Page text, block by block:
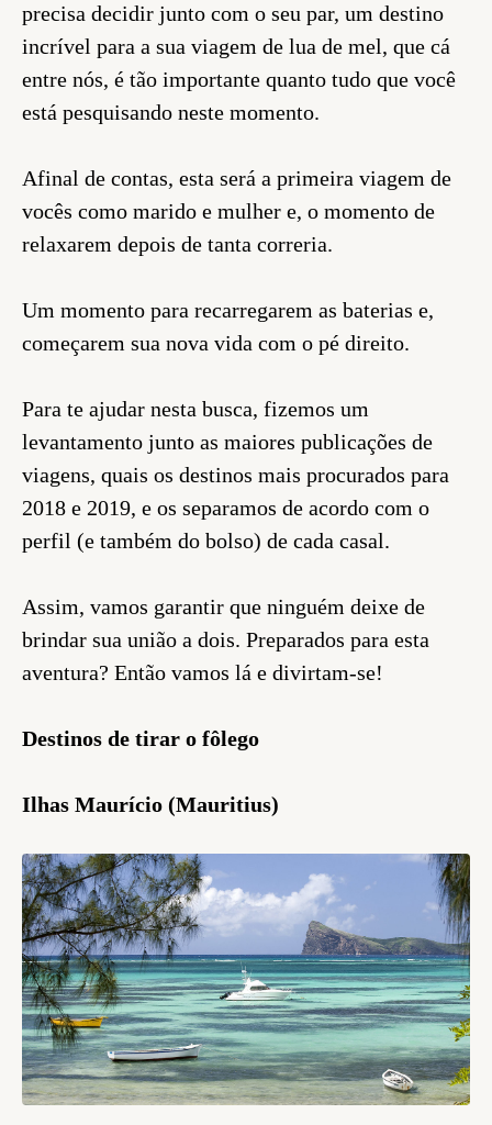
precisa decidir junto com o seu par, um destino
incrível para a sua viagem de lua de mel, que cá
entre nós, é tão importante quanto tudo que você
está pesquisando neste momento.
Afinal de contas, esta será a primeira viagem de
vocês como marido e mulher e, o momento de
relaxarem depois de tanta correria.
Um momento para recarregarem as baterias e,
começarem sua nova vida com o pé direito.
Para te ajudar nesta busca, fizemos um
levantamento junto as maiores publicações de
viagens, quais os destinos mais procurados para
2018 e 2019, e os separamos de acordo com o
perfil (e também do bolso) de cada casal.
Assim, vamos garantir que ninguém deixe de
brindar sua união a dois. Preparados para esta
aventura? Então vamos lá e divirtam-se!
Destinos de tirar o fôlego
Ilhas Maurício (Mauritius)